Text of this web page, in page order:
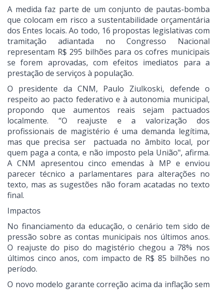
A medida faz parte de um conjunto de pautas-bomba
que colocam em risco a sustentabilidade orçamentária
dos Entes locais. Ao todo, 16 propostas legislativas com
tramitação adiantada no Congresso Nacional
representam R$ 295 bilhões para os cofres municipais
se forem aprovadas, com efeitos imediatos para a
prestação de serviços à população.
O presidente da CNM, Paulo Ziulkoski, defende o
respeito ao pacto federativo e à autonomia municipal,
propondo que aumentos reais sejam pactuados
localmente. “O reajuste e a valorização dos
profissionais de magistério é uma demanda legítima,
mas que precisa ser pactuada no âmbito local, por
quem paga a conta, e não imposto pela União", afirma.
A CNM apresentou cinco emendas à MP e enviou
parecer técnico a parlamentares para alterações no
texto, mas as sugestões não foram acatadas no texto
final.
Impactos
No financiamento da educação, o cenário tem sido de
pressão sobre as contas municipais nos últimos anos.
O reajuste do piso do magistério chegou a 78% nos
últimos cinco anos, com impacto de R$ 85 bilhões no
período.
O novo modelo garante correção acima da inflação sem